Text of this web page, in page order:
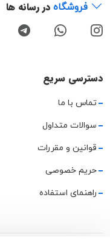
فروشگاه در رسانه ها
دسترسی سریع
تماس با ما
سوالات متداول
قوانین و مقررات
حریم خصوصی
راهنمای استفاده